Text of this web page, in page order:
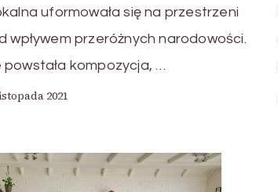
uformowała się na przestrzeni
wpływem przeróżnych narodowości.
kompozycja, …
2021